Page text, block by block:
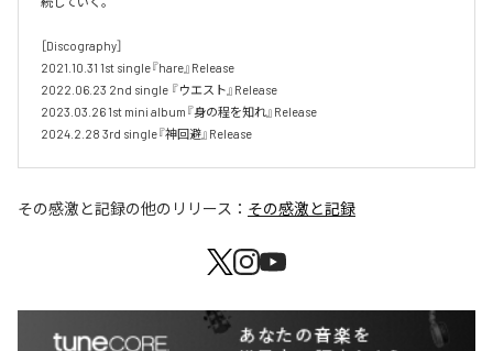
［Discography］
2021.10.31 1st single『hare』Release
2022.06.23 2nd single 『ウエスト』Release
2023.03.26 1st mini album『身の程を知れ』Release
2024.2.28 3rd single『神回避』Release
その感激と記録の他のリリース： その感激と記録